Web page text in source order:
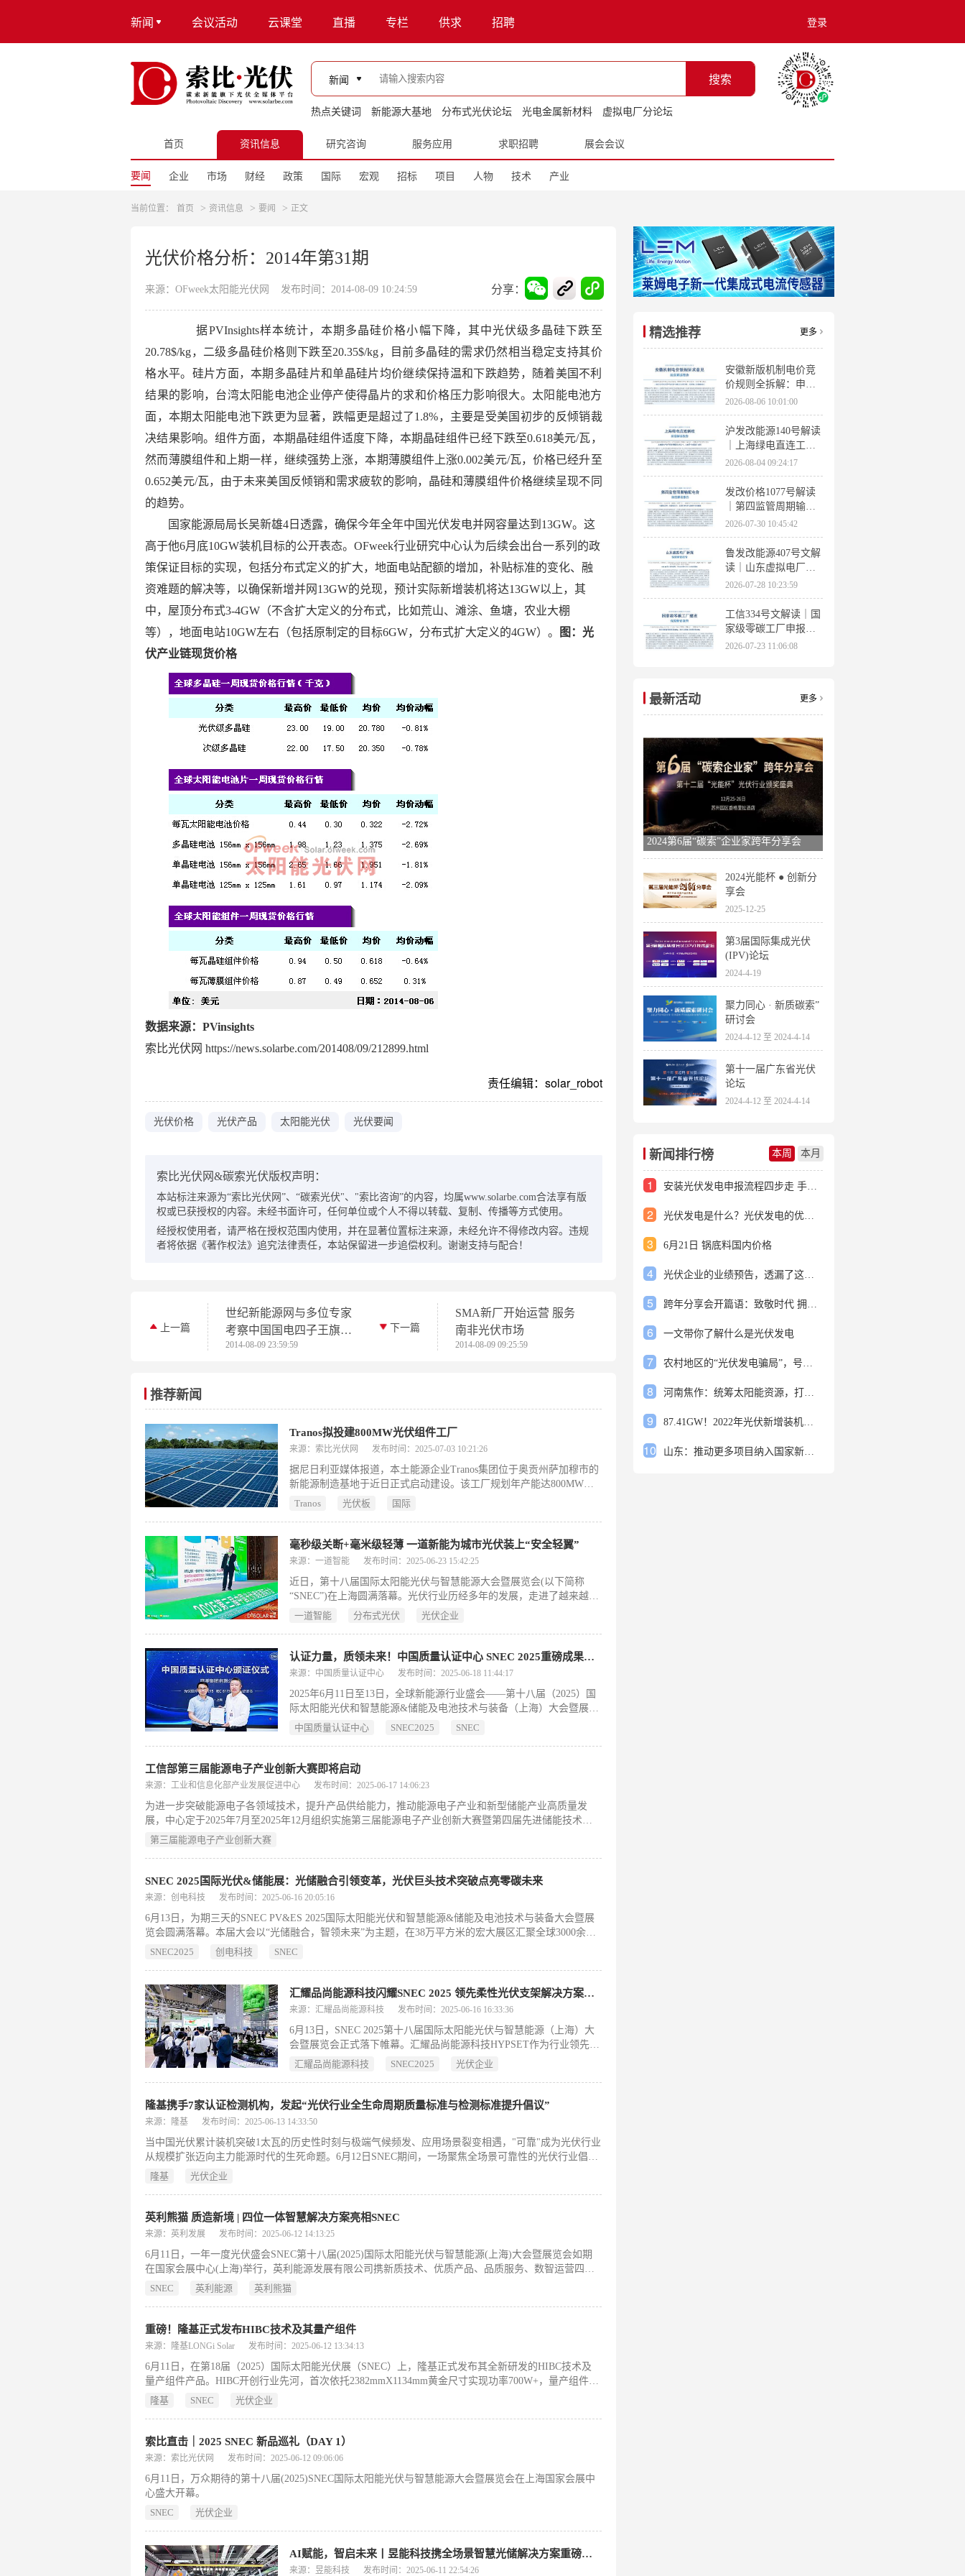
新闻 会议活动 云课堂 直播 专栏 供求 招聘 登录
新闻 搜索
热点关键词 新能源大基地 分布式光伏论坛 光电金属新材料 虚拟电厂分论坛
首页 资讯信息 研究咨询 服务应用 求职招聘 展会会议
要闻 企业 市场 财经 政策 国际 宏观 招标 项目 人物 技术 产业
当前位置： 首页 > 资讯信息 > 要闻 > 正文
光伏价格分析：2014年第31期
来源：OFweek太阳能光伏网 发布时间：2014-08-09 10:24:59 分享：
据PVInsights样本统计，本期多晶硅价格小幅下降，其中光伏级多晶硅下跌至
20.78$/kg，二级多晶硅价格则下跌至20.35$/kg，目前多晶硅的需求仍然相当稳定支持其价
格水平。硅片方面，本期多晶硅片和单晶硅片均价继续保持温和下跌趋势，随着美国不利
结果的影响，台湾太阳能电池企业停产使得晶片的求和价格压力影响很大。太阳能电池方
面，本期太阳能电池下跌更为显著，跌幅更是超过了1.8%，主要是受美国初步的反倾销裁
决结果影响。组件方面，本期晶硅组件适度下降，本期晶硅组件已经下跌至0.618美元/瓦，
然而薄膜组件和上期一样，继续强势上涨，本期薄膜组件上涨0.002美元/瓦，价格已经升至
0.652美元/瓦，由于未来美国反倾销和需求疲软的影响，晶硅和薄膜组件价格继续呈现不同
的趋势。
国家能源局局长吴新雄4日透露，确保今年全年中国光伏发电并网容量达到13GW。这
高于他6月底10GW装机目标的公开表态。OFweek行业研究中心认为后续会出台一系列的政
策保证目标的实现，包括分布式定义的扩大，地面电站配额的增加，补贴标准的变化、融
资难题的解决等，以确保新增并网13GW的兑现，预计实际新增装机将达13GW以上，其
中，屋顶分布式3-4GW（不含扩大定义的分布式，比如荒山、滩涂、鱼塘，农业大棚
等），地面电站10GW左右（包括原制定的目标6GW，分布式扩大定义的4GW）。
图：光
伏产业链现货价格
数据来源：PVinsights
索比光伏网 https://news.solarbe.com/201408/09/212899.html
责任编辑：solar_robot
光伏价格 光伏产品 太阳能光伏 光伏要闻
索比光伏网&碳索光伏版权声明：
本站标注来源为“索比光伏网”、“碳索光伏"、"索比咨询”的内容，均属www.solarbe.com合法享有版
权或已获授权的内容。未经书面许可，任何单位或个人不得以转载、复制、传播等方式使用。
经授权使用者，请严格在授权范围内使用，并在显著位置标注来源，未经允许不得修改内容。违规
者将依据《著作权法》追究法律责任，本站保留进一步追偿权利。谢谢支持与配合！
上一篇
世纪新能源网与多位专家
考察中国国电四子王旗
100MW光伏电站
2014-08-09 23:59:59
下一篇
SMA新厂开始运营 服务
南非光伏市场
2014-08-09 09:25:59
推荐新闻
Tranos拟投建800MW光伏组件工厂
来源：索比光伏网 发布时间：2025-07-03 10:21:26
据尼日利亚媒体报道，本土能源企业Tranos集团位于奥贡州萨加穆市的
新能源制造基地于近日正式启动建设。该工厂规划年产能达800MW太
阳能光伏板，标志着尼日利亚在可再生能源领域迈出关键一步，有望打
Tranos 光伏板 国际
毫秒级关断+毫米级轻薄 一道新能为城市光伏装上“安全轻翼”
来源：一道智能 发布时间：2025-06-23 15:42:25
近日，第十八届国际太阳能光伏与智慧能源大会暨展览会(以下简称
“SNEC”)在上海圆满落幕。光伏行业历经多年的发展，走进了越来越多
人的生活。城市光伏作为多场景应用之一也迎来了快速发展浪潮，一道
的规模化应用提供全场景解决方案。SNEC展会期间，一道电气总经理
印玉根先生受邀参加2025第三届中国光伏储能国际大会并发表《一秒关
光
一道智能 分布式光伏 光伏企业
认证力量，质领未来！中国质量认证中心 SNEC 2025重磅成果盘点
来源：中国质量认证中心 发布时间：2025-06-18 11:44:17
2025年6月11日至13日，全球新能源行业盛会——第十八届（2025）国
际太阳能光伏和智慧能源&储能及电池技术与装备（上海）大会暨展览
会（简称SNEC ）在上海举行。作为行业发展的风向标，中国质量认证
键领域，引领产业从规模扩张迈向质量效能新时代。
中国质量认证中心 SNEC2025 SNEC
工信部第三届能源电子产业创新大赛即将启动
来源：工业和信息化部产业发展促进中心 发布时间：2025-06-17 14:06:23
为进一步突破能源电子各领域技术，提升产品供给能力，推动能源电子产业和新型储能产业高质量发
展，中心定于2025年7月至2025年12月组织实施第三届能源电子产业创新大赛暨第四届先进储能技术创
新挑战赛。
第三届能源电子产业创新大赛
SNEC 2025国际光伏&储能展：光储融合引领变革，光伏巨头技术突破点亮零碳未来
来源：创电科技 发布时间：2025-06-16 20:05:16
6月13日，为期三天的SNEC PV&ES 2025国际太阳能光伏和智慧能源&储能及电池技术与装备大会暨展
览会圆满落幕。本届大会以“光储融合，智领未来”为主题，在38万平方米的宏大展区汇聚全球3000余家
能源企业，吸引超50万人次专业观众参与。作为全球光伏与储能领域的顶级盛会，SNEC成功搭建了行
SNEC2025 创电科技 SNEC
汇耀品尚能源科技闪耀SNEC 2025 领先柔性光伏支架解决方案引全场关注!
来源：汇耀品尚能源科技 发布时间：2025-06-16 16:33:36
6月13日，SNEC 2025第十八届国际太阳能光伏与智慧能源（上海）大
会暨展览会正式落下帷幕。汇耀品尚能源科技HYPSET作为行业领先的
柔性光伏支架解决方案提供商，携重磅新品、前沿方案精彩亮相，收获
汇耀品尚能源科技 SNEC2025 光伏企业
隆基携手7家认证检测机构，发起“光伏行业全生命周期质量标准与检测标准提升倡议”
来源：隆基 发布时间：2025-06-13 14:33:50
当中国光伏累计装机突破1太瓦的历史性时刻与极端气候频发、应用场景裂变相遇，"可靠"成为光伏行业
从规模扩张迈向主力能源时代的生死命题。6月12日SNEC期间，一场聚焦全场景可靠性的光伏行业倡议
在隆基绿能展台诞生。隆基绿能联合中国质量认证中心、中国计量科学研究院、国家太阳能光伏产品质
行业从规模扩张转向高质量发
隆基 光伏企业
英利熊猫 质造新境 | 四位一体智慧解决方案亮相SNEC
来源：英利发展 发布时间：2025-06-12 14:13:25
6月11日，一年一度光伏盛会SNEC第十八届(2025)国际太阳能光伏与智慧能源(上海)大会暨展览会如期
在国家会展中心(上海)举行，英利能源发展有限公司携新质技术、优质产品、品质服务、数智运营四位
一体智慧解决方案亮相SNEC，多维度诠释“质造”含义，全方位展示智慧光伏时代未来图景。
SNEC 英利能源 英利熊猫
重磅！隆基正式发布HIBC技术及其量产组件
来源：隆基LONGi Solar 发布时间：2025-06-12 13:34:13
6月11日，在第18届（2025）国际太阳能光伏展（SNEC）上，隆基正式发布其全新研发的HIBC技术及
量产组件产品。HIBC开创行业先河，首次依托2382mmX1134mm黄金尺寸实现功率700W+，量产组件效
率更是逼近26%，全面引领光伏组件效率迈入“25%+时代”。
隆基 SNEC 光伏企业
索比直击｜2025 SNEC 新品巡礼（DAY 1）
来源：索比光伏网 发布时间：2025-06-12 09:06:06
6月11日，万众期待的第十八届(2025)SNEC国际太阳能光伏与智慧能源大会暨展览会在上海国家会展中
心盛大开幕。
SNEC
光伏企业
AI赋能，智启未来丨昱能科技携全场景智慧光储解决方案重磅亮相SNEC！
来源：昱能科技 发布时间：2025-06-11 22:54:26
精选推荐 更多
安徽新版机制电价竞
价规则全拆解：申报
条件、保函罚则、出
清机制、聚合商门槛
2026-08-06 10:01:00
沪发改能源140号解读
｜上海绿电直连工作
方案 申报条件、源荷
指标、场景优先级全
梳理
2026-08-04 09:24:17
发改价格1077号解读
｜第四监管周期输配
电价落地 电量电价下
调容量电价上调
2026-07-30 10:45:42
鲁发改能源407号文解
读｜山东虚拟电厂管
理办法全文 分布式光
伏打包入市规则详解
2026-07-28 10:23:59
工信334号文解读｜国
家级零碳工厂申报条
件、三大硬性指标、
2026-07-23 11:06:08
最新活动 更多
2024第6届“碳索”企业家跨年分享会
2024光能杯 ● 创新分
享会
2025-12-25
第3届国际集成光伏
(IPV)论坛
2024-4-19
聚力同心 · 新质碳索”
研讨会
2024-4-12 至 2024-4-14
第十一届广东省光伏
论坛
2024-4-12 至 2024-4-14
新闻排行榜 本周 本月
1 安装光伏发电申报流程四步走 手把手教你装起光伏电站
2 光伏发电是什么？光伏发电的优缺点有哪些？
3 6月21日 锅底料国内价格
4 光伏企业的业绩预告，透漏了这些信号
5 跨年分享会开篇语：致敬时代 拥抱变革
6 一文带你了解什么是光伏发电
7 农村地区的“光伏发电骗局”，号称能用屋顶赚钱，不少人已经上当
8 河南焦作：统筹太阳能资源，打造百万千瓦级光伏基地
9 87.41GW！2022年光伏新增装机规模发布
10 山东：推动更多项目纳入国家新增风光大基地项目